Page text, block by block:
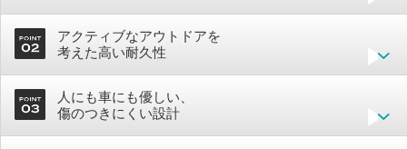
アクティブなアウトドアを
考えた高い耐久性
人にも車にも優しい、
傷のつきにくい設計